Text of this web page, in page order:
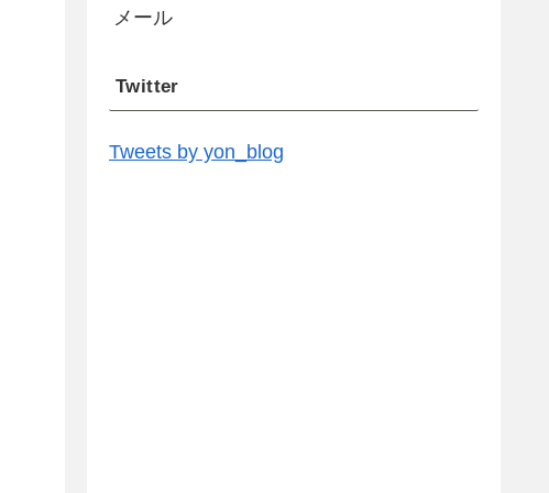
メール
Twitter
Tweets by yon_blog